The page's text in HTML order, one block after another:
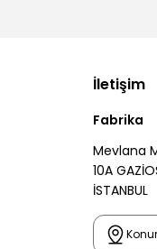
İletişim
Fabrika
Mevlana
10A
İSTANBUL